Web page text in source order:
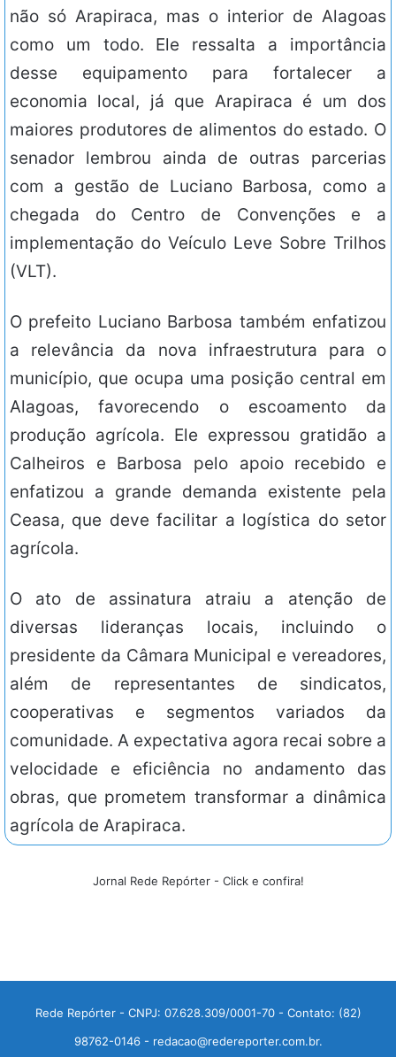
não só Arapiraca, mas o interior de Alagoas
como um todo. Ele ressalta a importância
desse equipamento para fortalecer a
economia local, já que Arapiraca é um dos
maiores produtores de alimentos do estado. O
senador lembrou ainda de outras parcerias
com a gestão de Luciano Barbosa, como a
chegada do Centro de Convenções e a
implementação do Veículo Leve Sobre Trilhos
(VLT).
O prefeito Luciano Barbosa também enfatizou
a relevância da nova infraestrutura para o
município, que ocupa uma posição central em
Alagoas, favorecendo o escoamento da
produção agrícola. Ele expressou gratidão a
Calheiros e Barbosa pelo apoio recebido e
enfatizou a grande demanda existente pela
Ceasa, que deve facilitar a logística do setor
agrícola.
O ato de assinatura atraiu a atenção de
diversas lideranças locais, incluindo o
presidente da Câmara Municipal e vereadores,
além de representantes de sindicatos,
cooperativas e segmentos variados da
comunidade. A expectativa agora recai sobre a
velocidade e eficiência no andamento das
obras, que prometem transformar a dinâmica
agrícola de Arapiraca.
Jornal Rede Repórter - Click e confira!
Rede Repórter - CNPJ: 07.628.309/0001-70 - Contato: (82)
98762-0146 - redacao@redereporter.com.br.